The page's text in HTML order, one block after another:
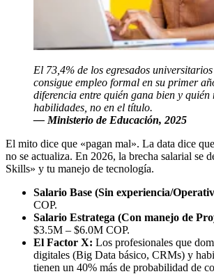
El 73,4% de los egresados
consigue empleo formal en su primer
diferencia entre quién gana bien y quién
habilidades, no en el título.
— Ministerio de Educación, 2025
El mito dice que «pagan mal». La data dice
no se actualiza. En 2026, la brecha salarial se
Skills» y tu manejo de tecnología.
Salario Base (Sin experiencia/
COP.
Salario Estratega (Con manejo de
$3.5M – $6.0M COP.
El Factor X: Los profesionales que
digitales (Big Data básico, CRMs) y
tienen un 40% más de probabilidad de